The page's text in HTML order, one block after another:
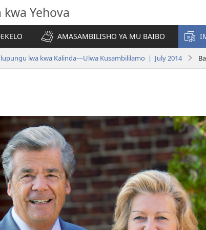
Yehova
AMASAMBILISHO YA MU BAIBO
lwa kwa Kalinda—Ulwa Kusambililamo | July 2014